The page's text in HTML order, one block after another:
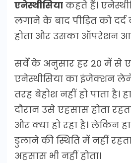
एनेस्थीसिया कहते हैं।
लगाने के बाद पीड़ित को
होता और उसका ऑपरेशन
सर्वे के अनुसार हर 20 में से
एनेस्थीसिया का इंजेक्शन
तरह बेहोश नहीं हो पाता
दौरान उसे एहसास होता
और क्या हो रहा है। लेकिन
डुलाने की स्थिति में नहीं
अहसास भी नहीं होता।